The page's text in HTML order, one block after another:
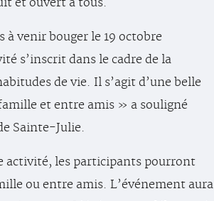
à venir bouger le 19 octobre
s’inscrit dans le cadre de la
de vie. Il s’agit d’une belle
et entre amis » a souligné
Sainte-Julie.
activité, les participants pourront
ou entre amis. L’événement aura